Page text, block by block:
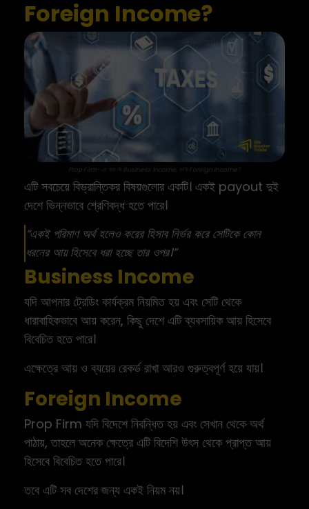
Foreign Income?
Prop Firm-এর আয় কি Business Income, নাকি Foreign Income?
এটি সবচেয়ে বিভ্রান্তিকর বিষয়গুলোর একটি। একই payout দুই
দেশে ভিন্নভাবে শ্রেণিবদ্ধ হতে পারে।
“একই পরিমাণ অর্থ হলেও করের হিসাব নির্ভর করে সেটিকে কোন
ধরনের আয় হিসেবে ধরা হচ্ছে তার ওপর।”
Business Income
যদি আপনার ট্রেডিং কার্যক্রম নিয়মিত হয় এবং সেটি থেকে
ধারাবাহিকভাবে আয় করেন, কিছু দেশে এটি ব্যবসায়িক আয় হিসেবে
বিবেচিত হতে পারে।
এক্ষেত্রে আয় ও ব্যয়ের রেকর্ড রাখা আরও গুরুত্বপূর্ণ হয়ে যায়।
Foreign Income
Prop Firm যদি বিদেশে নিবন্ধিত হয় এবং সেখান থেকে অর্থ
পাঠায়, তাহলে অনেক ক্ষেত্রে এটি বিদেশি উৎস থেকে প্রাপ্ত আয়
হিসেবে বিবেচিত হতে পারে।
তবে এটি সব দেশের জন্য একই নিয়ম নয়।